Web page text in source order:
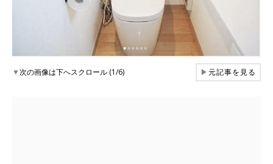
▼次の画像は下へスクロール (1/6) ▶元記事を見る